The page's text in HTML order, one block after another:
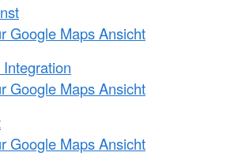
Google Maps Ansicht
Google Maps Ansicht
Google Maps Ansicht